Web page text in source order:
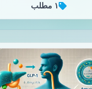
۱ مطلب